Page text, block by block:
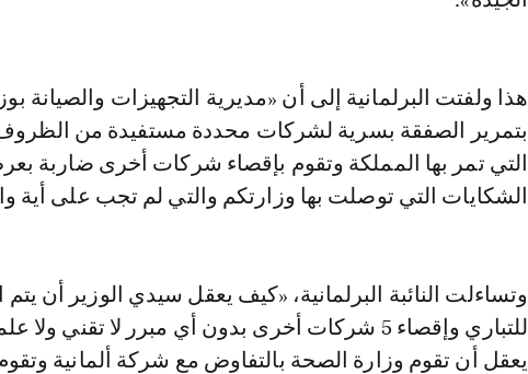
هذا ولفتت البرلمانية إلى أن «مديرية التجهيزات والصيانة
بتمرير الصفقة بسرية لشركات محددة مستفيدة من
التي تمر بها المملكة وتقوم بإقصاء شركات أخرى ضاربة
الشكايات التي توصلت بها وزارتكم والتي لم تجب على أية
وتساءلت النائبة البرلمانية، «كيف يعقل سيدي الوزير أن
للتباري وإقصاء 5 شركات أخرى بدون أي مبرر لا تقني
يعقل أن تقوم وزارة الصحة بالتفاوض مع شركة ألمانية